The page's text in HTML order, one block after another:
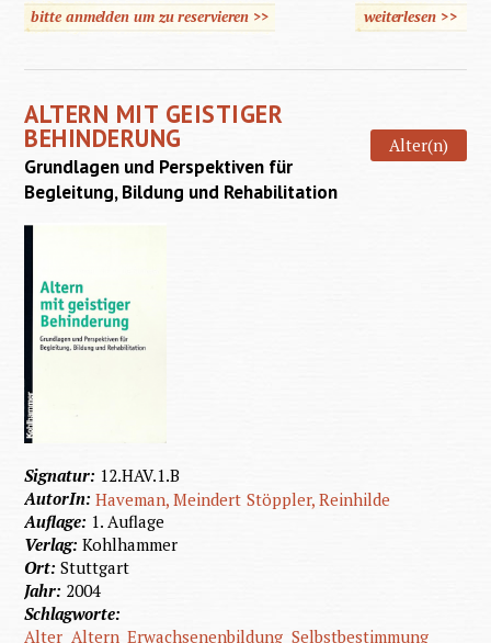
bitte anmelden um zu reservieren >> weiterlesen über
>>
ALTERN MIT GEISTIGER
BEHINDERUNG Alter(n)
Grundlagen und Perspektiven für
Begleitung, Bildung und Rehabilitation
Signatur: 12.HAV.1.B
AutorIn:Haveman, Meindert Stöppler, Reinhilde
Auflage: 1. Auflage
Verlag:Kohlhammer
Ort:Stuttgart
Jahr: 2004
Schlagworte:
Alter Altern Erwachsenenbildung Selbstbestimmung